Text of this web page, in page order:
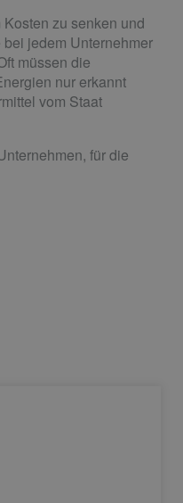
zu senken und
jedem Unternehmer
müssen die
nur erkannt
vom Staat
für die